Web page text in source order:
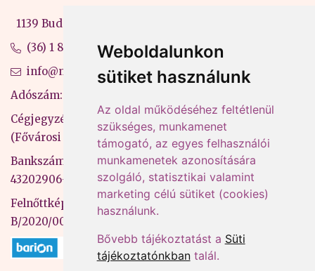
Weboldalunkon
sütiket használunk
Az oldal működéséhez feltétlenül
szükséges, munkamenet
támogató, az egyes felhasználói
munkamenetek azonosítására
szolgáló, statisztikai valamint
marketing célú sütiket (cookies)
használunk.
Bővebb tájékoztatást a Süti
tájékoztatónkbantalál.
1139 Budapest, Váci út 99-105. 4. em.
(36) 1 880 76 00
info@mprx.hu
Adószám: 13598145-2-41
Cégjegyzékszám: 01-09-883770
(Fővárosi Bíróság)
Bankszámlaszám: CIB Bank, 10700581-
43202906-51100005
Felnőttképzési nyilvántartási szám:
B/2020/000053